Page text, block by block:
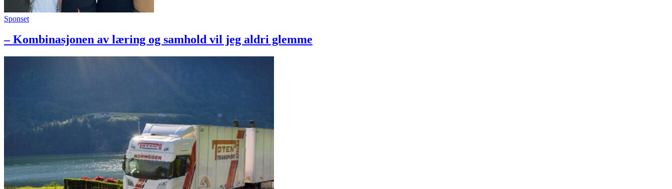
Sponset
– Kombinasjonen av læring og samhold vil jeg aldri glemme